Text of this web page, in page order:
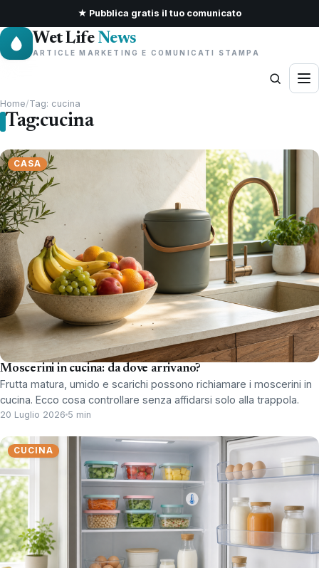
★ Pubblica gratis il tuo comunicato
Wet Life News
ARTICLE MARKETING E COMUNICATI STAMPA
Home/Tag: cucina
Tag:cucina
CASA
Moscerini in cucina: da dove arrivano?
Frutta matura, umido e scarichi possono richiamare i moscerini in
cucina. Ecco cosa controllare senza affidarsi solo alla trappola.
20 Luglio 2026 5 min
CUCINA